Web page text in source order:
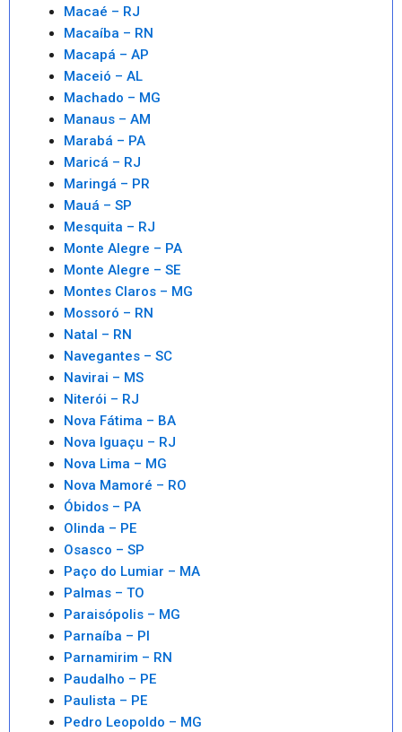
Macaé – RJ
Macaíba – RN
Macapá – AP
Maceió – AL
Machado – MG
Manaus – AM
Marabá – PA
Maricá – RJ
Maringá – PR
Mauá – SP
Mesquita – RJ
Monte Alegre – PA
Monte Alegre – SE
Montes Claros – MG
Mossoró – RN
Natal – RN
Navegantes – SC
Navirai – MS
Niterói – RJ
Nova Fátima – BA
Nova Iguaçu – RJ
Nova Lima – MG
Nova Mamoré – RO
Óbidos – PA
Olinda – PE
Osasco – SP
Paço do Lumiar – MA
Palmas – TO
Paraisópolis – MG
Parnaíba – PI
Parnamirim – RN
Paudalho – PE
Paulista – PE
Pedro Leopoldo – MG